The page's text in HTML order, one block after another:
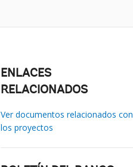
ENLACES
RELACIONADOS
Ver documentos relacionados con
los proyectos